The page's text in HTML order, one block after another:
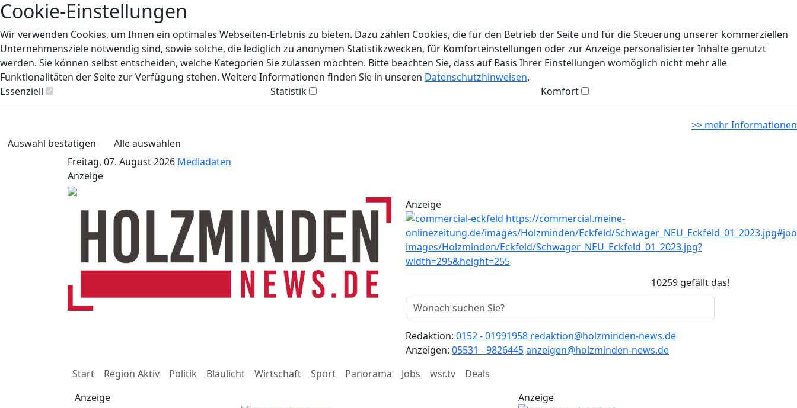
Cookie-Einstellungen
Wir verwenden Cookies, um Ihnen ein optimales Webseiten-Erlebnis zu bieten. Dazu zählen Cookies, die für den Betrieb der Seite und für die Steuerung unserer kommerziellen
Unternehmensziele notwendig sind, sowie solche, die lediglich zu anonymen Statistikzwecken, für Komforteinstellungen oder zur Anzeige personalisierter Inhalte genutzt
werden. Sie können selbst entscheiden, welche Kategorien Sie zulassen möchten. Bitte beachten Sie, dass auf Basis Ihrer Einstellungen womöglich nicht mehr alle
Funktionalitäten der Seite zur Verfügung stehen. Weitere Informationen finden Sie in unseren Datenschutzhinweisen.
Essenziell
Statistik Komfort
>> mehr Informationen
Auswahl bestätigen
Alle auswählen
Freitag, 07. August 2026 Mediadaten
Anzeige
Anzeige
10259 gefällt das!
Redaktion: 0152 - 01991958 redaktion@holzminden-news.de
Anzeigen: 05531 - 9826445anzeigen@holzminden-news.de
Start
Region Aktiv Politik Blaulicht Wirtschaft Sport Panorama Jobs wsr.tv
Deals
Anzeige
Anzeige